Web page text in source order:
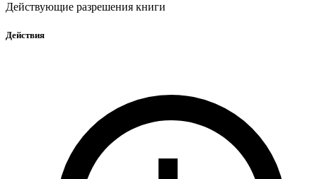
Действующие разрешения книги
Действия